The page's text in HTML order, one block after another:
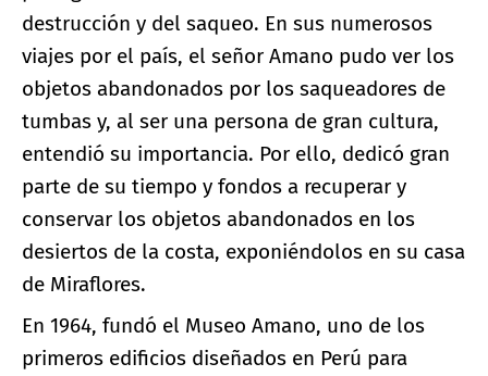
destrucción y del saqueo. En sus numerosos
viajes por el país, el señor Amano pudo ver los
objetos abandonados por los saqueadores de
tumbas y, al ser una persona de gran cultura,
entendió su importancia. Por ello, dedicó gran
parte de su tiempo y fondos a recuperar y
conservar los objetos abandonados en los
desiertos de la costa, exponiéndolos en su casa
de Miraflores.
En 1964, fundó el Museo Amano, uno de los
primeros edificios diseñados en Perú para